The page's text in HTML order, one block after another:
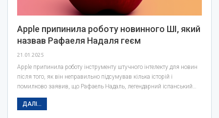
Apple припинила роботу новинного ШІ, який
назвав Рафаеля Надаля геєм
21.01.2025
Apple припинила роботу інструменту штучного інтелекту для новин
після того, як він неправильно підсумував кілька історій і
помилково заявив, що Рафаель Надаль, легендарний іспанський…
ДАЛІ...